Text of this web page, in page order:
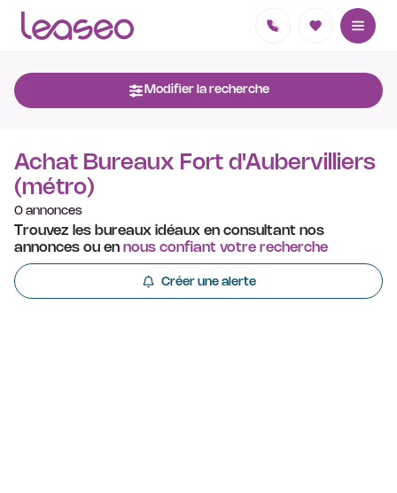
Modifier la recherche
Achat Bureaux Fort d'Aubervilliers
(métro)
0 annonces
Trouvez les bureaux idéaux en consultant nos
annonces ou en nous confiant votre recherche
Créer une alerte